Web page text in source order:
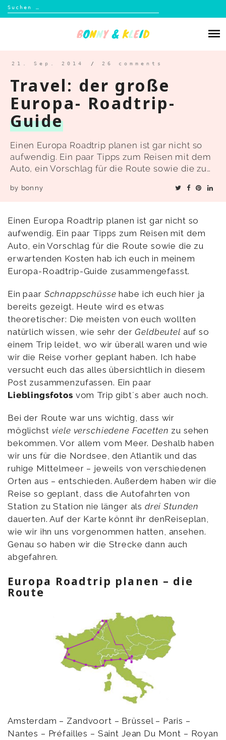
Suchen
nach:
Shop
Kontakt
21. Sep. 2014 / 26 comments
Travel: der große
Europa- Roadtrip-
Guide
Einen Europa Roadtrip planen ist gar nicht so
aufwendig. Ein paar Tipps zum Reisen mit dem
Auto, ein Vorschlag für die Route sowie die zu…
by bonny
Einen Europa Roadtrip planen ist gar nicht so
aufwendig. Ein paar Tipps zum Reisen mit dem
Auto, ein Vorschlag für die Route sowie die zu
erwartenden Kosten hab ich euch in meinem
Europa-Roadtrip-Guide zusammengefasst.
Ein paar Schnappschüsse habe ich euch hier ja
bereits gezeigt. Heute wird es etwas
theoretischer: Die meisten von euch wollten
natürlich wissen, wie sehr derGeldbeutel auf so
einem Trip leidet, wo wir überall waren und wie
wir die Reise vorher geplant haben. Ich habe
versucht euch das alles übersichtlich in diesem
Post zusammenzufassen. Ein paar
Lieblingsfotos vom Trip gibt´s aber auch noch.
Bei der Route war uns wichtig, dass wir
möglichst viele verschiedene Facetten zu sehen
bekommen. Vor allem vom Meer. Deshalb haben
wir uns für die Nordsee, den Atlantik und das
ruhige Mittelmeer – jeweils von verschiedenen
Orten aus – entschieden. Außerdem haben wir die
Reise so geplant, dass die Autofahrten von
Station zu Station nie länger als drei Stunden
dauerten. Auf der Karte könnt ihr denReiseplan,
wie wir ihn uns vorgenommen hatten, ansehen.
Genau so haben wir die Strecke dann auch
abgefahren.
Europa Roadtrip planen – die
Route
Amsterdam – Zandvoort – Brüssel – Paris –
Nantes – Préfailles – Saint Jean Du Mont – Royan